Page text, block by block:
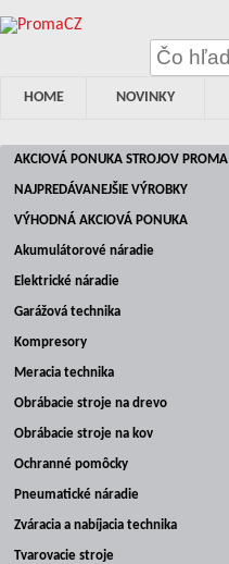
HOME NOVINKY
AKCIOVÁ PONUKA STROJOV PROMA
NAJPREDÁVANEJŠIE VÝROBKY
VÝHODNÁ AKCIOVÁ PONUKA
Akumulátorové náradie
Elektrické náradie
Garážová technika
Kompresory
Meracia technika
Obrábacie stroje na drevo
Obrábacie stroje na kov
Ochranné pomôcky
Pneumatické náradie
Zváracia a nabíjacia technika
Tvarovacie stroje